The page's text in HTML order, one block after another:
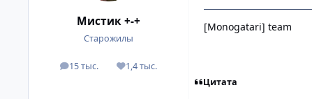
Мистик +-+
Старожилы
15 тыс.
посты 1,4 тыс.
Репутация
[Monogatari] team
Цитата